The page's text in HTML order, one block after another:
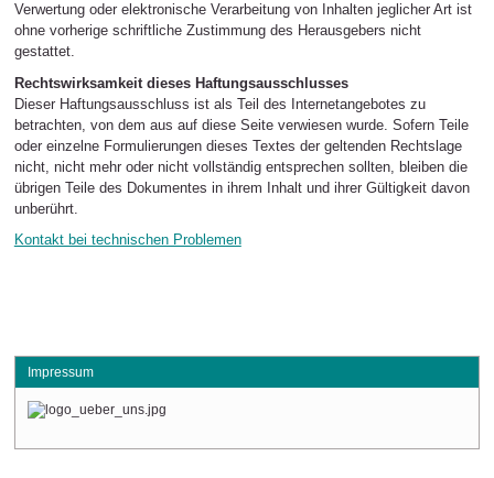
Verwertung oder elektronische Verarbeitung von Inhalten jeglicher Art ist
ohne vorherige schriftliche Zustimmung des Herausgebers nicht
gestattet.
Rechtswirksamkeit dieses Haftungsausschlusses
Dieser Haftungsausschluss ist als Teil des Internetangebotes zu
betrachten, von dem aus auf diese Seite verwiesen wurde. Sofern Teile
oder einzelne Formulierungen dieses Textes der geltenden Rechtslage
nicht, nicht mehr oder nicht vollständig entsprechen sollten, bleiben die
übrigen Teile des Dokumentes in ihrem Inhalt und ihrer Gültigkeit davon
unberührt.
Kontakt bei technischen Problemen
Impressum